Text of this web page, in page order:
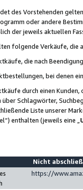
des Vorstehenden
oder andere
der jeweils aktuellen
folgende Verkäufe, die
die nach
bei denen
durch einen Kunden,
über Schlagwörter,
Liste unserer
enthalten (jeweils eine „
Nicht
https://